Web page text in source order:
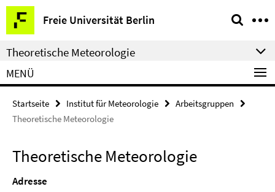
Springe
direkt
zu
Inhalt
Freie Universität Berlin
Service-
Navigation
Theoretische Meteorologie
MENÜ
Startseite Institut für Meteorologie
Arbeitsgruppen
Theoretische Meteorologie
Theoretische Meteorologie
Adresse